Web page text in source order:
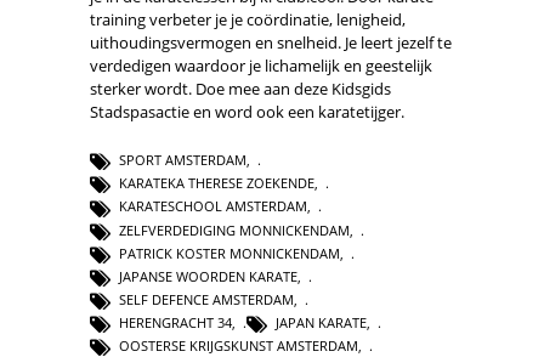
training verbeter je je coördinatie, lenigheid,
uithoudingsvermogen en snelheid. Je leert jezelf te
verdedigen waardoor je lichamelijk en geestelijk
sterker wordt. Doe mee aan deze Kidsgids
Stadspasactie en word ook een karatetijger.
SPORT AMSTERDAM,
KARATEKA THERESE ZOEKENDE,
KARATESCHOOL AMSTERDAM,
ZELFVERDEDIGING MONNICKENDAM
PATRICK KOSTER MONNICKENDAM
JAPANSE WOORDEN KARATE
SELF DEFENCE AMSTERDAM
HERENGRACHT 34
JAPAN KARATE
OOSTERSE KRIJGSKUNST AMSTERDAM